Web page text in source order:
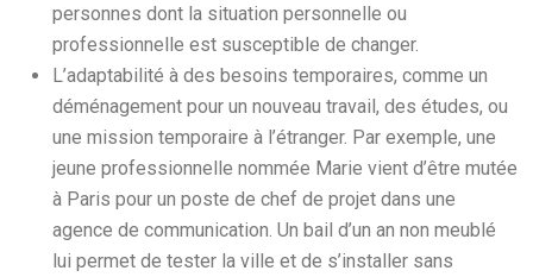
personnes dont la situation personnelle ou
professionnelle est susceptible de changer.
L’adaptabilité à des besoins temporaires, comme un
déménagement pour un nouveau travail, des études, ou
une mission temporaire à l’étranger. Par exemple, une
jeune professionnelle nommée Marie vient d’être mutée
à Paris pour un poste de chef de projet dans une
agence de communication. Un bail d’un an non meublé
lui permet de tester la ville et de s’installer sans